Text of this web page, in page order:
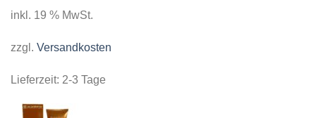
inkl. 19 % MwSt.
zzgl. Versandkosten
Lieferzeit: 2-3 Tage